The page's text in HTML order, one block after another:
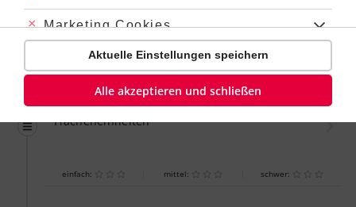
Dauer:
einfach
Flächeneinheiten
einfach: mittel: schwer:
Abgelehnt:
Marketing Cookies
Abgelehnt:
Personalisierungs-Cookies
Aktuelle Einstellungen speichern
Alle akzeptieren und schließen